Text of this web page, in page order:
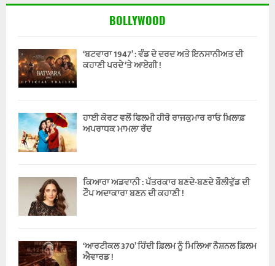
BOLLYWOOD
‘ਬਟਵਾਰਾ 1947’ : ਵੰਡ ਦੇ ਦਰਦ ਅਤੇ ਇਨਸਾਨੀਅਤ ਦੀ
ਕਹਾਣੀ ਪਰਦੇ ‘ਤੇ ਆਏਗੀ !
ਹਾਈ ਕੋਰਟ ਵਲੋਂ ਫਿਲਮੀ ਹੀਰੋ ਰਾਜਕੁਮਾਰ ਰਾਓ ਖ਼ਿਲਾਫ਼
ਅਪਰਾਧਕ ਮਾਮਲਾ ਰੱਦ
ਕਿਆਰਾ ਅਡਵਾਨੀ : ਪੱਤਰਕਾਰ ਬਣਦੇ-ਬਣਦੇ ਬੌਲੀਵੁੱਡ ਦੀ
ਟੌਪ ਅਦਾਕਾਰਾ ਬਣਨ ਦੀ ਕਹਾਣੀ !
‘ਆਰਟੀਕਲ 370’ ਹਿੰਦੀ ਫ਼ਿਲਮ ਨੂੰ ਮਿਲਿਆ ਨੈਸ਼ਨਲ ਫ਼ਿਲਮ
ਐਵਾਰਡ !